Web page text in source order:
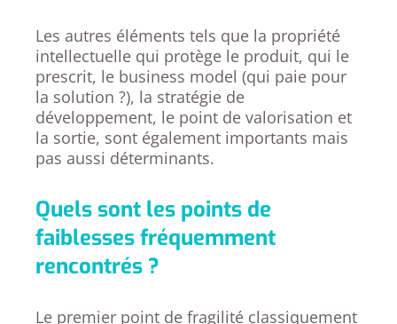
Les autres éléments tels que la propriété
intellectuelle qui protège le produit, qui le
prescrit, le business model (qui paie pour
la solution ?), la stratégie de
développement, le point de valorisation et
la sortie, sont également importants mais
pas aussi déterminants.
Quels sont les points de
faiblesses fréquemment
rencontrés ?
Le premier point de fragilité classiquement